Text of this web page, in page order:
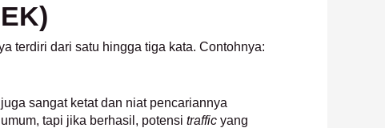
terdiri dari satu hingga tiga kata. Contohnya:
sangat ketat dan niat pencariannya
tapi jika berhasil, potensi traffic yang